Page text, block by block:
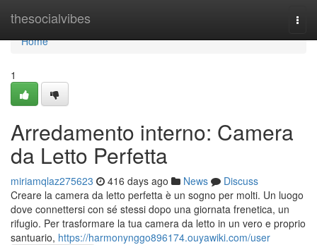
thesocialvibes
Home
Home
1
Arredamento interno: Camera
da Letto Perfetta
miriamqlaz275623 416 days ago News
Discuss
Creare la camera da letto perfetta è un sogno per molti. Un luogo
dove connettersi con sé stessi dopo una giornata frenetica, un
rifugio. Per trasformare la tua camera da letto in un vero e proprio
santuario, https://harmonynggo896174.ouyawiki.com/user